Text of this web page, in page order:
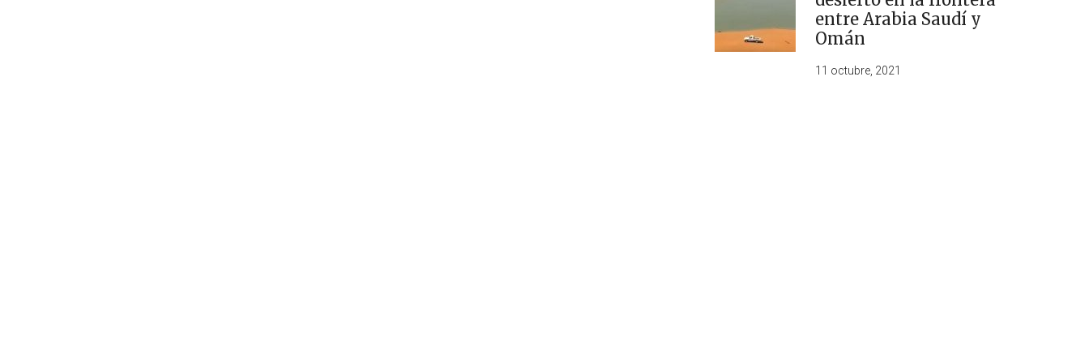
entre Arabia Saudí y
Omán
11 octubre, 2021